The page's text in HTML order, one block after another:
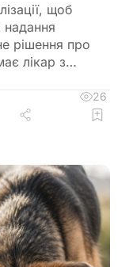
щоб
надання
рішення про
лікар з
26